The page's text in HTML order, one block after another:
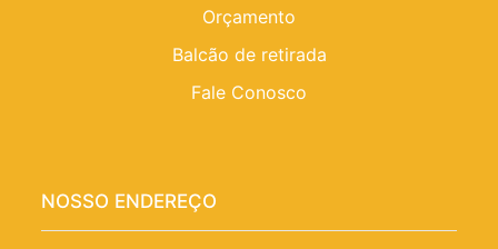
Orçamento
Balcão de retirada
Fale Conosco
NOSSO ENDEREÇO